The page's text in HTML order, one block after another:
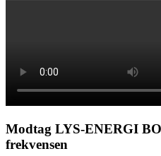
Modtag LYS-ENERGI
frekvensen